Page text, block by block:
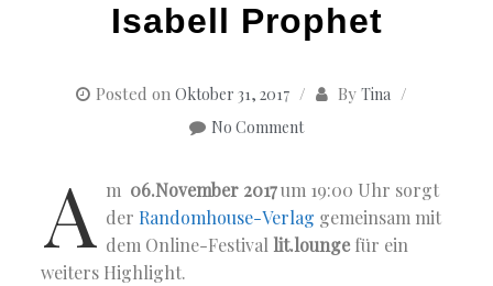
Isabell Prophet
Posted on Oktober 31, 2017 By Tina
No Comment
A m 06.November 2017um 19:00 Uhr sorgt
der Randomhouse-Verlag gemeinsam mit
dem Online-Festivallit.lounge für ein
weiters Highlight.